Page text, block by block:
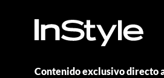
Contenido exclusivo directo